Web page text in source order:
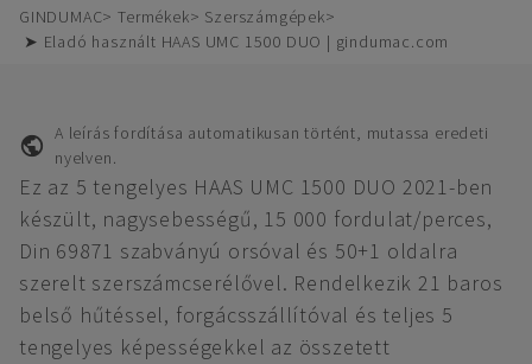
GINDUMAC Termékek
Szerszámgépek
➤ Eladó használt HAAS UMC 1500 DUO | gindumac.com
A leírás fordítása automatikusan történt, mutassa eredeti
nyelven.
Ez az 5 tengelyes HAAS UMC 1500 DUO 2021-ben
készült, nagysebességű, 15 000 fordulat/perces,
Din 69871 szabványú orsóval és 50+1 oldalra
szerelt szerszámcserélővel. Rendelkezik 21 baros
belső hűtéssel, forgácsszállítóval és teljes 5
tengelyes képességekkel az összetett